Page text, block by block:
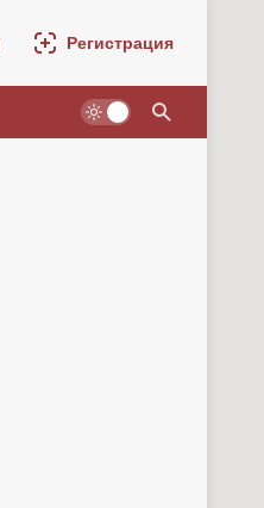
Регистрация